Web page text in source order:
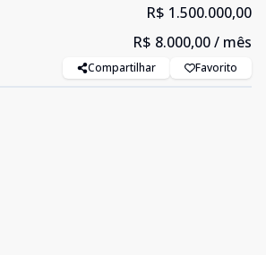
R$ 1.500.000,00
R$ 8.000,00/ mês
Compartilhar Favorito